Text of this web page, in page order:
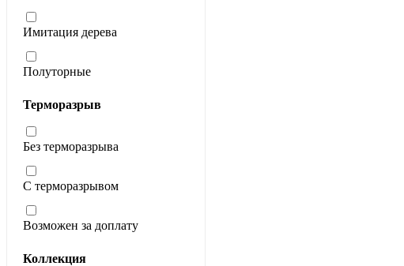
Имитация дерева
Полуторные
Терморазрыв
Без терморазрыва
С терморазрывом
Возможен за доплату
Коллекция